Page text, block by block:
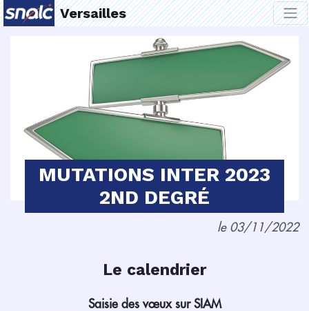
Versailles
MUTATIONS INTER 2023
2ND DEGRÉ
le 03/11/2022
Le calendrier
Saisie des vœux sur SIAM